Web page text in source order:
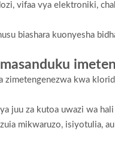
vifaa vya elektroniki,
biashara kuonyesha
zimetengenezwa kwa
juu za kutoa uwazi wa
mikwaruzo, isiyotulia,